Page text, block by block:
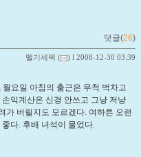
댓글(26)
멜기세덱 ( ) l 2008-12-30 03:39
요일 아침의 출근은 무척 벅차고
익계산은 신경 안쓰고 그냥 저냥
가 버릴지도 모르겠다. 여하튼 오랜
다. 후배 녀석이 물었다.